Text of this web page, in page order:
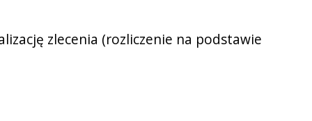
zlecenia (rozliczenie na podstawie